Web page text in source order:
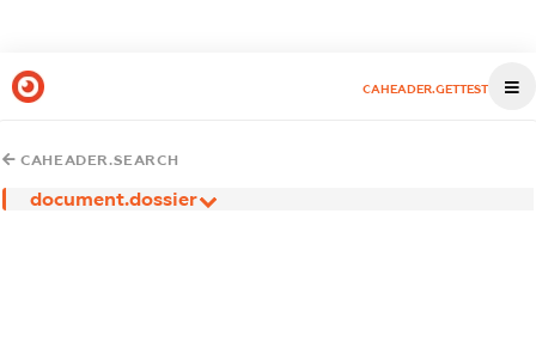
CAHEADER.GETTEST
CAHEADER.SEARCH
document.dossier